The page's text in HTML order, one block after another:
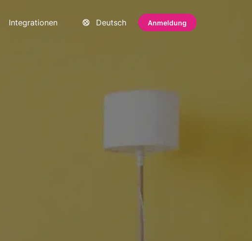
Integrationen Deutsch Anmeldung